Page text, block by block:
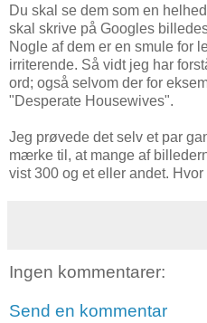
Du skal se dem som en
skal skrive på Googles
Nogle af dem er en smule for
irriterende. Så vidt jeg har
ord; også selvom der for
"Desperate Housewives".
Jeg prøvede det selv et par
mærke til, at mange af
vist 300 og et eller andet.
Ingen kommentarer:
Send en kommentar